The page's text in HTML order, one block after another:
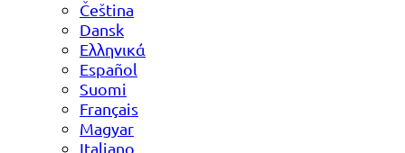
Čeština
Dansk
Ελληνικά
Español
Suomi
Français
Magyar
Italiano